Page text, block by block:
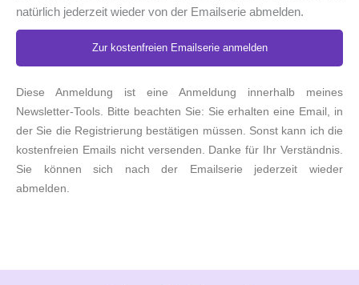
natürlich jederzeit wieder von der Emailserie abmelden.
Zur kostenfreien Emailserie anmelden
Diese Anmeldung ist eine Anmeldung innerhalb meines
Newsletter-Tools. Bitte beachten Sie: Sie erhalten eine Email, in
der Sie die Registrierung bestätigen müssen. Sonst kann ich die
kostenfreien Emails nicht versenden. Danke für Ihr Verständnis.
Sie können sich nach der Emailserie jederzeit wieder
abmelden.